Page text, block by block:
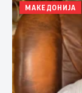
МАКЕДОНИЈА